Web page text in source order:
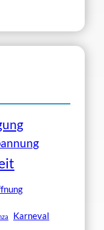
Karneval